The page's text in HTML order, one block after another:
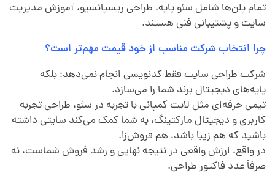
تمام پلن‌ها شامل سئو پایه، طراحی ریسپانسیو، آموزش مدیریت
سایت و پشتیبانی فنی هستند.
چرا انتخاب شرکت مناسب از خود قیمت مهم‌تر است؟
شرکت طراحی سایت فقط کدنویسی انجام نمی‌دهد؛ بلکه
پایه‌های دیجیتال برند شما را می‌سازد.
تیمی حرفه‌ای مثل لایت کمپانی با تجربه در سئو، طراحی تجربه
کاربری و دیجیتال مارکتینگ، به شما کمک می‌کند سایتی داشته
باشید که هم زیبا باشد، هم فروش‌زا.
در واقع، ارزش واقعی در نتیجه نهایی و رشد فروش شماست، نه
صرفاً عدد فاکتور طراحی.